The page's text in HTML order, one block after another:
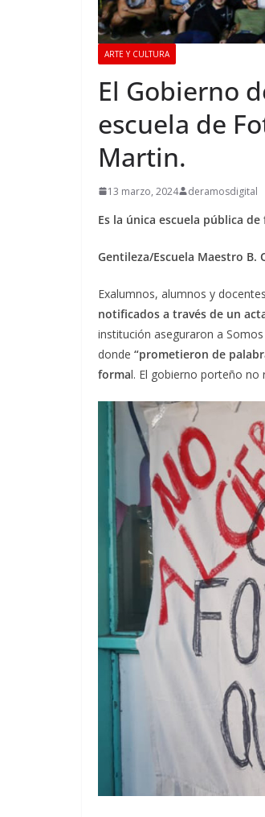
ARTE Y CULTURA
El Gobierno
escuela de
Martin.
13 marzo, 2024 deramosdigital
Es la única escuela pública
Gentileza/Escuela Maestro B.
Exalumnos, alumnos y
notificados a través de un
institución aseguraron a
donde “prometieron de
formal. El gobierno porteño no